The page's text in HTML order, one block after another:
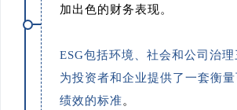
加出色的财务表现。
ESG包括环境、社会和公司治理
为投资者和企业提供了一套衡
绩效的标准。